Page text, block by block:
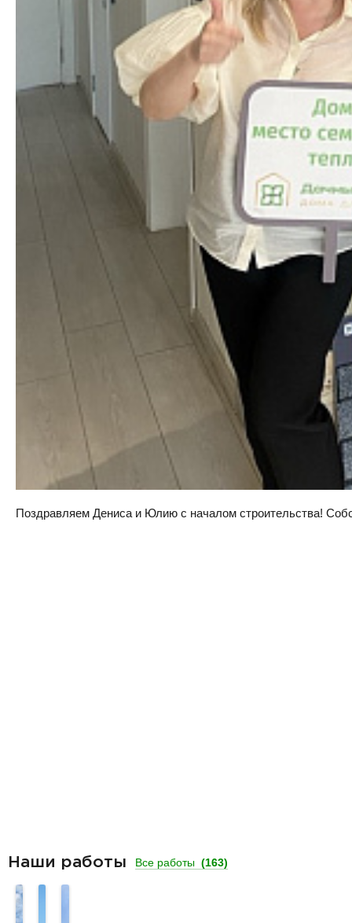
Поздравляем Дениса и Юлию с началом строительства!
Наши работы Все работы (163)